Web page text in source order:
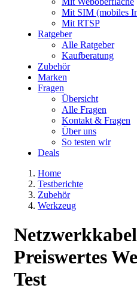
Mit SIM (mobiles
Mit RTSP
Ratgeber
Alle Ratgeber
Kaufberatung
Zubehör
Marken
Fragen
Übersicht
Alle Fragen
Kontakt & Fragen
Über uns
So testen wir
Deals
Home
Testberichte
Zubehör
Werkzeug
Preiswertes
Test